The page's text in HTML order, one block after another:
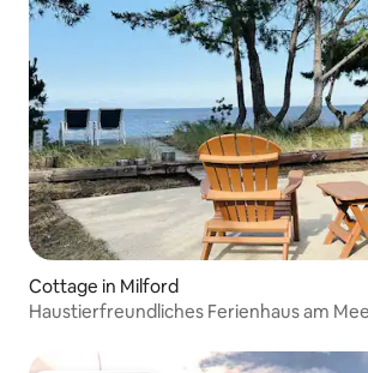
Cottage in Milford
Haustierfreundliches Ferienhaus am